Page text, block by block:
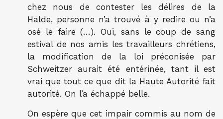
chez nous de contester les délires de la
Halde, personne n’a trouvé à y redire ou n’a
osé le faire (…). Oui, sans le coup de sang
estival de nos amis les travailleurs chrétiens,
la modification de la loi préconisée par
Schweitzer aurait été entérinée, tant il est
vrai que tout ce que dit la Haute Autorité fait
autorité. On l’a échappé belle.
On espère que cet impair commis au nom de